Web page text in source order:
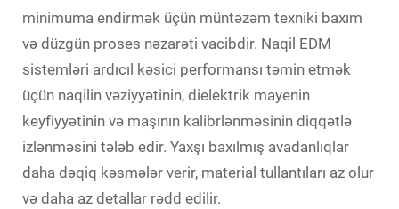
minimuma endirmək üçün müntəzəm texniki baxım
və düzgün proses nəzarəti vacibdir. Naqil EDM
sistemləri ardıcıl kəsici performansı təmin etmək
üçün naqilin vəziyyətinin, dielektrik mayenin
keyfiyyətinin və maşının kalibrlənməsinin diqqətlə
izlənməsini tələb edir. Yaxşı baxılmış avadanlıqlar
daha dəqiq kəsmələr verir, material tullantıları az olur
və daha az detallar rədd edilir.